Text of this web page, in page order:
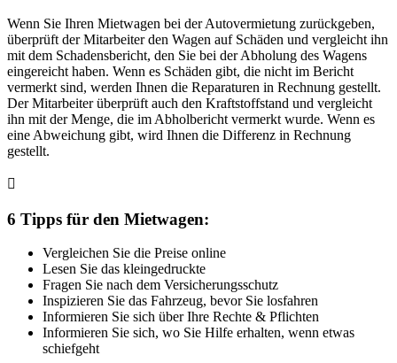
Wenn Sie Ihren Mietwagen bei der Autovermietung zurückgeben,
überprüft der Mitarbeiter den Wagen auf Schäden und vergleicht ihn
mit dem Schadensbericht, den Sie bei der Abholung des Wagens
eingereicht haben. Wenn es Schäden gibt, die nicht im Bericht
vermerkt sind, werden Ihnen die Reparaturen in Rechnung gestellt.
Der Mitarbeiter überprüft auch den Kraftstoffstand und vergleicht
ihn mit der Menge, die im Abholbericht vermerkt wurde. Wenn es
eine Abweichung gibt, wird Ihnen die Differenz in Rechnung
gestellt.
6 Tipps für den Mietwagen:
Vergleichen Sie die Preise online
Lesen Sie das kleingedruckte
Fragen Sie nach dem Versicherungsschutz
Inspizieren Sie das Fahrzeug, bevor Sie losfahren
Informieren Sie sich über Ihre Rechte & Pflichten
Informieren Sie sich, wo Sie Hilfe erhalten, wenn etwas
schiefgeht